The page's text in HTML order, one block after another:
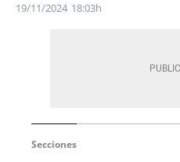
19/11/2024 18:03h
Secciones